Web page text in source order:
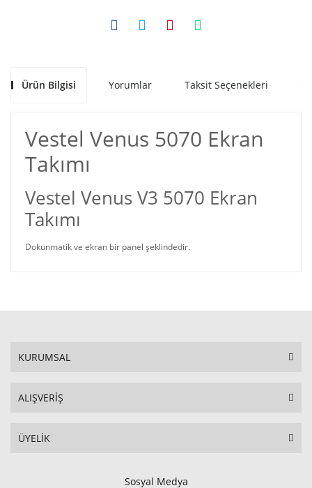
Ürün Bilgisi Yorumlar Taksit Seçenekleri
Vestel Venus 5070 Ekran
Takımı
Vestel Venus V3 5070 Ekran
Takımı
Dokunmatik ve ekran bir panel şeklindedir.
KURUMSAL
ALIŞVERİŞ
ÜYELİK
Sosyal Medya